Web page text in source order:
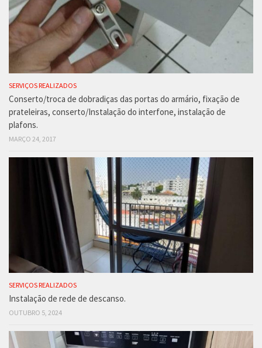
SERVIÇOS REALIZADOS
Conserto/troca de dobradiças das portas do armário, fixação de
prateleiras, conserto/Instalação do interfone, instalação de
plafons.
MARÇO 24, 2017
SERVIÇOS REALIZADOS
Instalação de rede de descanso.
OUTUBRO 5, 2024